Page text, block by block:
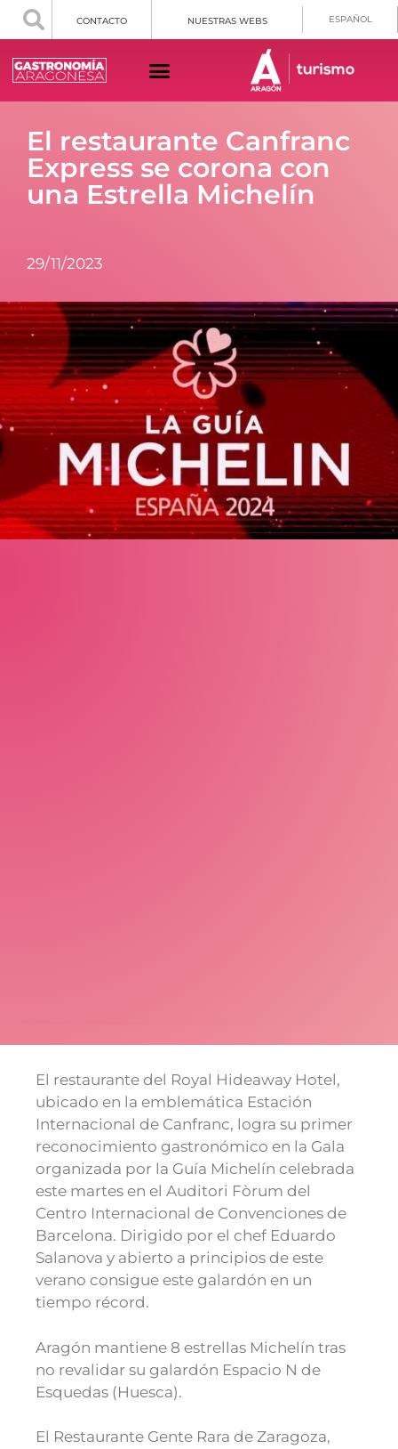
CONTACTO NUESTRAS WEBS ESPAÑOL
El restaurante Canfranc
Express se corona con
una Estrella Michelín
29/11/2023
El restaurante del Royal Hideaway Hotel,
ubicado en la emblemática Estación
Internacional de Canfranc, logra su primer
reconocimiento gastronómico en la Gala
organizada por la Guía Michelín celebrada
este martes en el Auditori Fòrum del
Centro Internacional de Convenciones de
Barcelona. Dirigido por el chef Eduardo
Salanova y abierto a principios de este
verano consigue este galardón en un
tiempo récord.
Aragón mantiene 8 estrellas Michelín tras
no revalidar su galardón Espacio N de
Esquedas (Huesca).
El Restaurante Gente Rara de Zaragoza,